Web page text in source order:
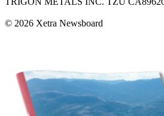
© 2026 Xetra Newsboard